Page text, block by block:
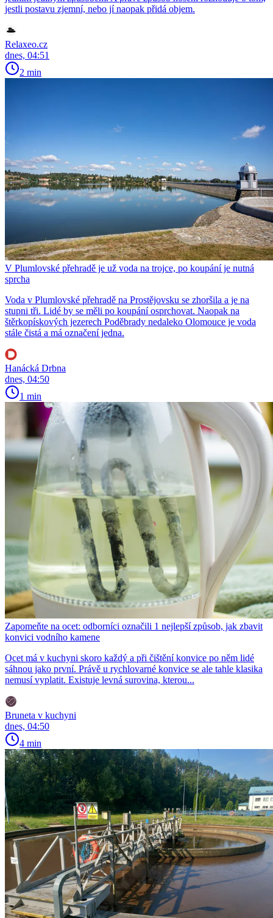
jestli postavu zjemní, nebo jí naopak přidá objem.
Relaxeo.cz
dnes, 04:51
2 min
V Plumlovské přehradě je už voda na trojce, po koupání je nutná
sprcha
Voda v Plumlovské přehradě na Prostějovsku se zhoršila a je na
stupni tři. Lidé by se měli po koupání osprchovat. Naopak na
štěrkopískových jezerech Poděbrady nedaleko Olomouce je voda
stále čistá a má označení jedna.
Hanácká Drbna
dnes, 04:50
1 min
Zapomeňte na ocet: odborníci označili 1 nejlepší způsob, jak zbavit
konvici vodního kamene
Ocet má v kuchyni skoro každý a při čištění konvice po něm lidé
sáhnou jako první. Právě u rychlovarné konvice se ale tahle klasika
nemusí vyplatit. Existuje levná surovina, kterou...
Bruneta v kuchyni
dnes, 04:50
4 min